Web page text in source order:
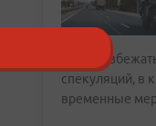
Чтобы
спекуляций, в
временные